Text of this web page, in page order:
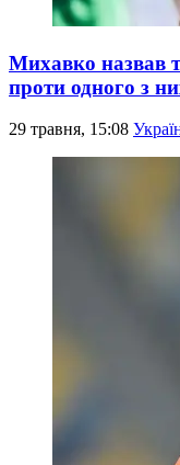
Михавко назвав
проти одного з
29 травня, 15:08